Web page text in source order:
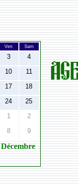
Ven Sam
3
4
10
11
17
18
24
25
1
2
8 9
Décembre